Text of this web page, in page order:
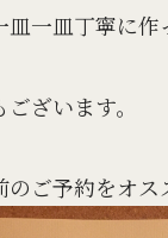
一皿丁寧に作
ざいます。
ご予約をオス